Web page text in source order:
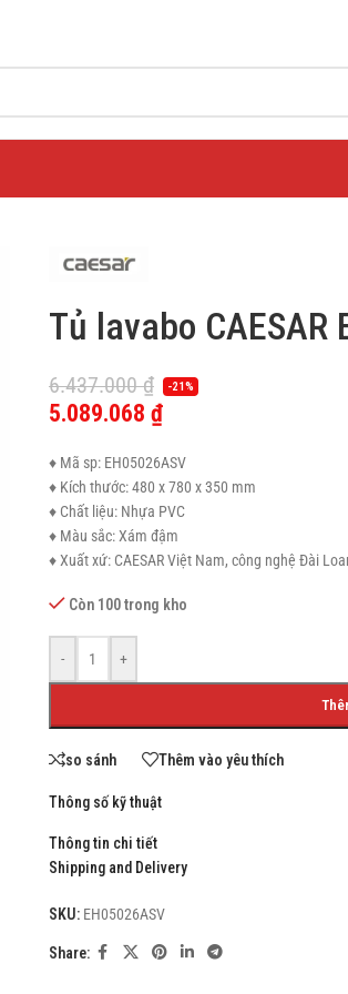
SHOP LAYOUTS
AJAX Shop
Hidden sidebar
No page heading
Small categories menu
Products list view
With background
Category description
Header overlap
Tủ lavabo
6.437.000₫ -21%
5.089.068 ₫
♦ Mã sp: EH05026ASV
♦ Kích thước: 480 x 780 x 350 mm
♦ Chất liệu: Nhựa PVC
♦ Màu sắc: Xám đậm
♦ Xuất xứ: CAESAR Việt Nam, công nghệ Đài
Còn 100 trong kho
- +
so sánh Thêm vào yêu thích
Thông số kỹ thuật
Thông tin chi tiết
Shipping and Delivery
SKU: EH05026ASV
Share: